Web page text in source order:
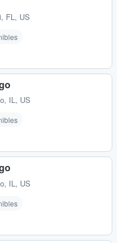
FL, US
IL, US
IL, US